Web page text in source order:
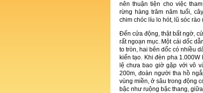
nên thuận tiện cho việc
rừng hàng trăm năm tuổi,
chim chóc líu lo hót, lũ sóc rào
Ðến cửa động, thật bất ngờ,
rất ngoạn mục. Một cái dốc
to tròn, hai bên dốc có nhiều
kiến tạo. Khi đèn pha
lệ chưa bao giờ gặp với vô
200m, đoàn người tha hồ
vùng miền, ở sâu trong động
bậc như ruộng bậc thang,